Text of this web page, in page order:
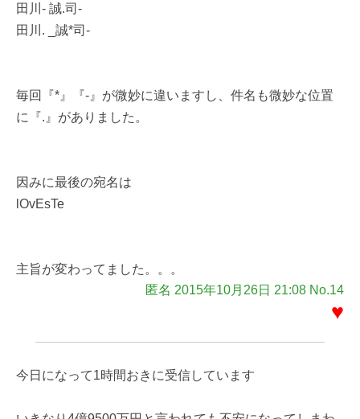
田川- 誠.司-
田川. _誠*司-
毎回『*』『-』が微妙に違いますし、件名も微妙な位置
に『.』がありました。
因みに最後の宛名は
lOvEsTe
主旨が変わってました。。。
匿名 2015年10月26日 21:08 No.14
♥
今日になって1時間おきに受信しています